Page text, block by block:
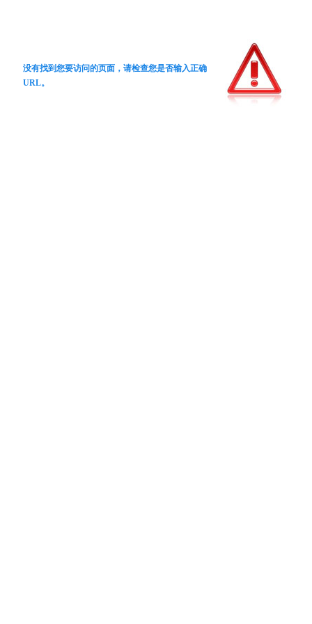
没有找到您要访问的页面，请检查您是否输入正确
URL。